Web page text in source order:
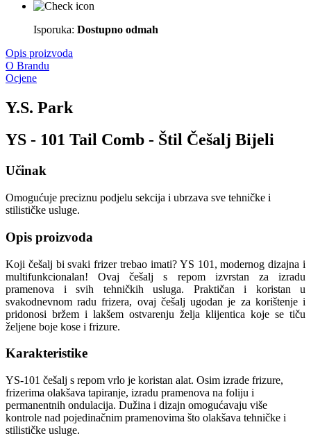
Isporuka: Dostupno odmah
Opis proizvoda
O Brandu
Ocjene
Y.S. Park
YS - 101 Tail Comb - Štil Češalj Bijeli
Učinak
Omogućuje preciznu podjelu sekcija i ubrzava sve tehničke i
stilističke usluge.
Opis proizvoda
Koji češalj bi svaki frizer trebao imati? YS 101, modernog dizajna i
multifunkcionalan! Ovaj češalj s repom izvrstan za izradu
pramenova i svih tehničkih usluga. Praktičan i koristan u
svakodnevnom radu frizera, ovaj češalj ugodan je za korištenje i
pridonosi bržem i lakšem ostvarenju želja klijentica koje se tiču
željene boje kose i frizure.
Karakteristike
YS-101 češalj s repom vrlo je koristan alat. Osim izrade frizure,
frizerima olakšava tapiranje, izradu pramenova na foliju i
permanentnih ondulacija. Dužina i dizajn omogućavaju više
kontrole nad pojedinačnim pramenovima što olakšava tehničke i
stilističke usluge.